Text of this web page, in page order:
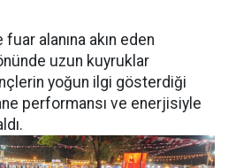
alanına akın eden
uzun kuyruklar
yoğun ilgi gösterdiği
performansı ve enerjisiyle